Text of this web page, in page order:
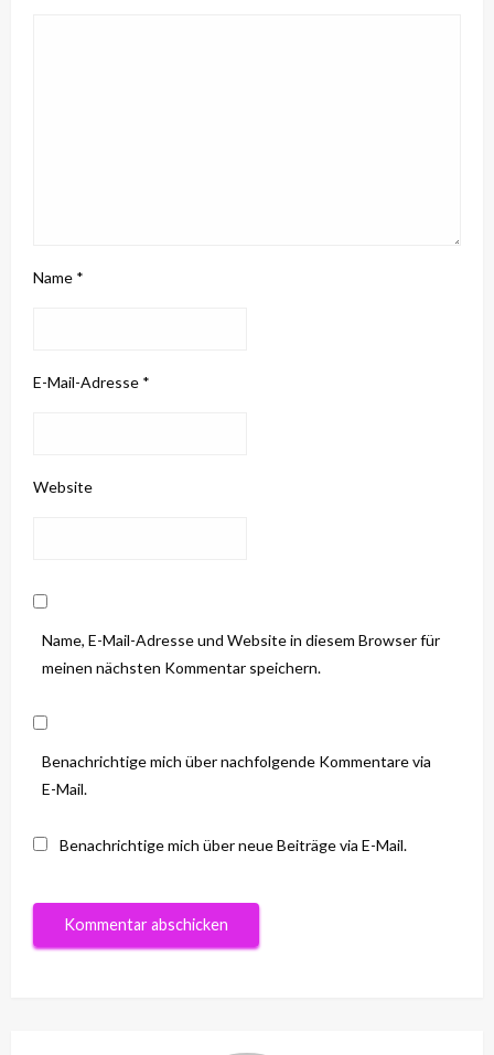
Name *
E-Mail-Adresse *
Website
Name, E-Mail-Adresse und Website in diesem Browser für
meinen nächsten Kommentar speichern.
Benachrichtige mich über nachfolgende Kommentare via
E-Mail.
Benachrichtige mich über neue Beiträge via E-Mail.